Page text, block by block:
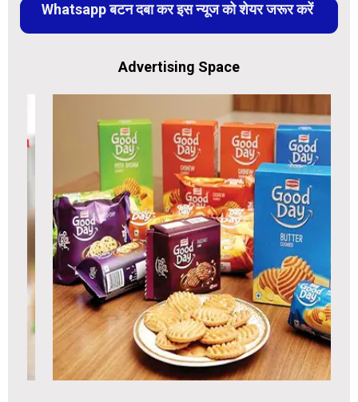
Whatsapp बटन दबा कर इस न्यूज को शेयर जरूर करें
Advertising Space